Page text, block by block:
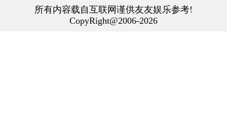
所有内容载自互联网谨供友友娱乐参考!
CopyRight@2006-2026